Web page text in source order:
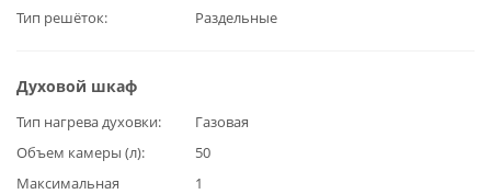
Тип решёток Раздельные
Духовой шкаф
Тип нагрева духовки
Газовая
Объем камеры (л)
50
Максимальная
1